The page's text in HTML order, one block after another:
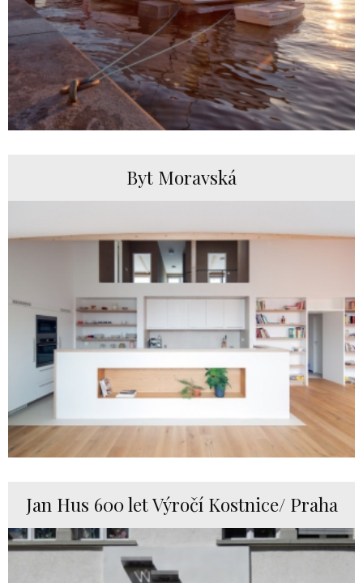
Byt Moravská
Jan Hus 600 let Výročí Kostnice/ Praha